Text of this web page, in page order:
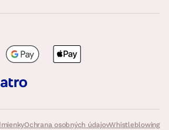
Ochrana osobných údajovWhistleblowing